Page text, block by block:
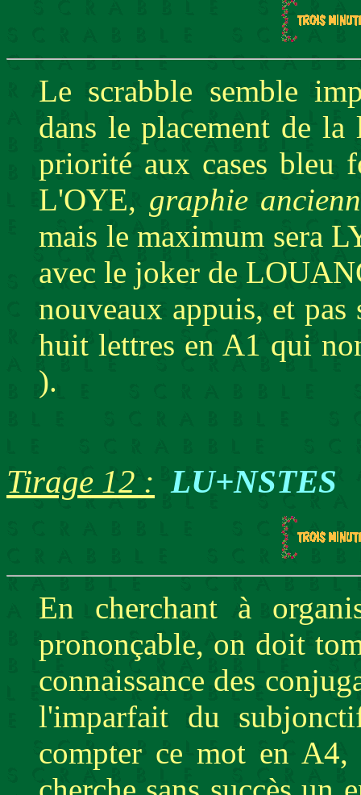
Le scrabble semble
dans le placement de
priorité aux cases bleu
L'OYE, graphie
mais le maximum sera
avec le joker de
nouveaux appuis, et
huit lettres en A1 qui
).
Tirage 12 : LU+NSTES
En cherchant à
prononçable, on doit
connaissance des
l'imparfait du
compter ce mot en